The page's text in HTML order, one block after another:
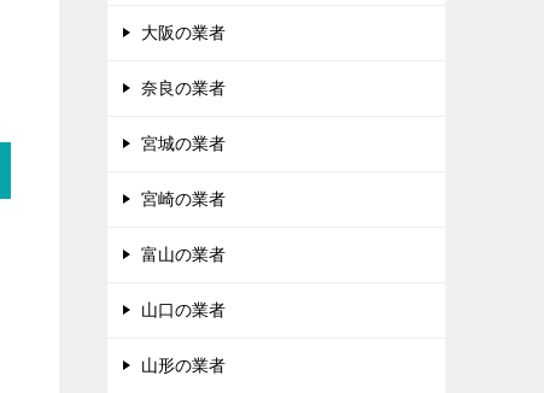
大阪の業者
奈良の業者
宮城の業者
宮崎の業者
富山の業者
山口の業者
山形の業者